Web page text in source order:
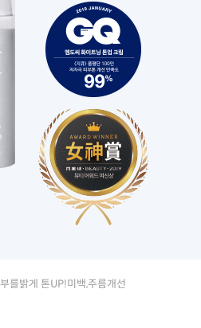
를밝게 톤UP!미백,주름개선